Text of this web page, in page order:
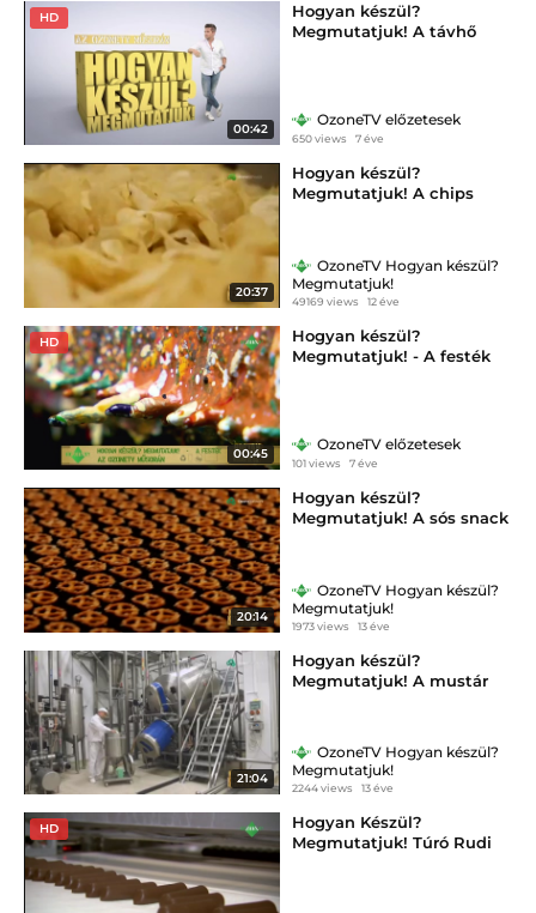
HD
00:42
Hogyan készül?
Megmutatjuk! A távhő
OzoneTV előzetesek
650 views 7 éve
20:37
Hogyan készül?
Megmutatjuk! A chips
OzoneTV Hogyan készül?
Megmutatjuk!
49169 views 12 éve
HD
00:45
Hogyan készül?
Megmutatjuk! - A festék
OzoneTV előzetesek
101 views 7 éve
20:14
Hogyan készül?
Megmutatjuk! A sós snack
OzoneTV Hogyan készül?
Megmutatjuk!
1973 views 13 éve
21:04
Hogyan készül?
Megmutatjuk! A mustár
OzoneTV Hogyan készül?
Megmutatjuk!
2244 views 13 éve
HD
Hogyan Készül?
Megmutatjuk! Túró Rudi